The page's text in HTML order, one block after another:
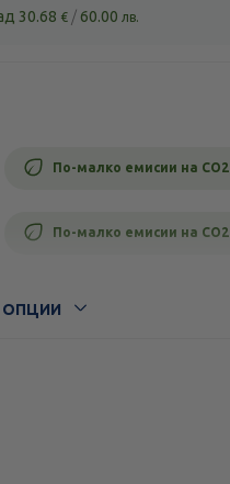
30.68 € / 60.00 лв.
По-малко емисии на CO2
По-малко емисии на CO2
ОПЦИИ